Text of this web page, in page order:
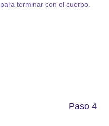
para terminar con el cuerpo.
Paso 4